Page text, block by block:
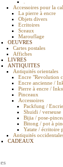
Accessoires pour la
La pierre à encre
Objets divers
Ecritoires
Sceaux
Marouflage
OEUVRES
Cartes postales
Affiches
LIVRES
ANTIQUITES
Antiquités orientales
Encre "Revolution
Encre ancienne /
Pierre à encre /
Pinceaux
Accessoires
Packfung /
Shuidi / verseuse
Bijia / pose-
Bitong / pot à
Yatate / écritoire
Antiquités
CADEAUX